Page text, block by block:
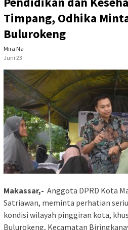
Timpang, Odhika
Bulurokeng
Mira Na
Juni 23
Makassar,- Anggota DPRD Kota
Satriawan, meminta perhatian
kondisi wilayah pinggiran kota,
Bulurokeng, Kecamatan